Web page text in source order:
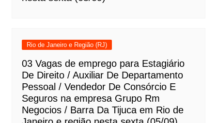
Rio de Janeiro e Região (RJ)
03 Vagas de emprego para Estagiário
De Direito / Auxiliar De Departamento
Pessoal / Vendedor De Consórcio E
Seguros na empresa Grupo Rm
Negocios / Barra Da Tijuca em Rio de